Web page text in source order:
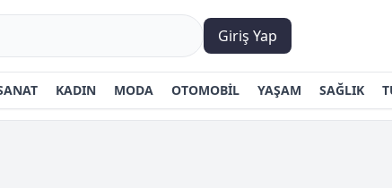
Giriş Yap
KADIN MODA OTOMOBİL YAŞAM SAĞLIK